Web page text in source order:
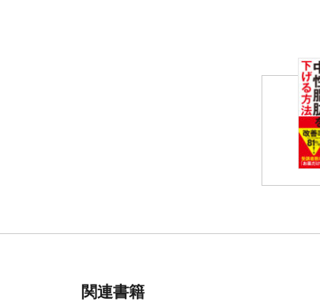
新版 痔の最新
る33の極意』
で肛門疾患の悩
関連書籍